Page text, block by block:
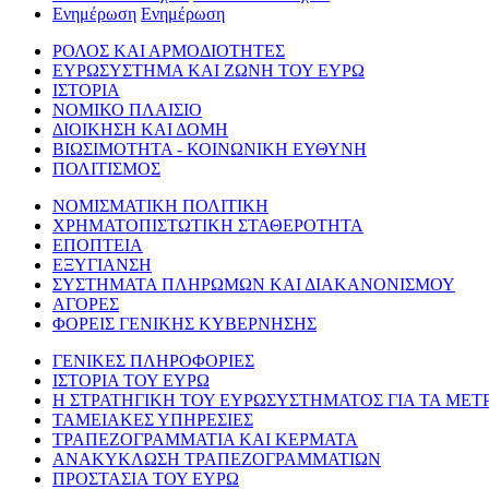
Ενημέρωση Ενημέρωση
ΡΟΛΟΣ ΚΑΙ ΑΡΜΟΔΙΟΤΗΤΕΣ
ΕΥΡΩΣΥΣΤΗΜΑ ΚΑΙ ΖΩΝΗ ΤΟΥ ΕΥΡΩ
ΙΣΤΟΡΙΑ
ΝΟΜΙΚΟ ΠΛΑΙΣΙΟ
ΔΙΟΙΚΗΣΗ ΚΑΙ ΔΟΜΗ
ΒΙΩΣΙΜΟΤΗΤΑ - ΚΟΙΝΩΝΙΚΗ ΕΥΘΥΝΗ
ΠΟΛΙΤΙΣΜΟΣ
ΝΟΜΙΣΜΑΤΙΚΗ ΠΟΛΙΤΙΚΗ
ΧΡΗΜΑΤΟΠΙΣΤΩΤΙΚΗ ΣΤΑΘΕΡΟΤΗΤΑ
ΕΠΟΠΤΕΙΑ
ΕΞΥΓΙΑΝΣΗ
ΣΥΣΤΗΜΑΤΑ ΠΛΗΡΩΜΩΝ ΚΑΙ ΔΙΑΚΑΝΟΝΙΣΜΟΥ
ΑΓΟΡΕΣ
ΦΟΡΕΙΣ ΓΕΝΙΚΗΣ ΚΥΒΕΡΝΗΣΗΣ
ΓΕΝΙΚΕΣ ΠΛΗΡΟΦΟΡΙΕΣ
ΙΣΤΟΡΙΑ ΤΟΥ ΕΥΡΩ
Η ΣΤΡΑΤΗΓΙΚΗ ΤΟΥ ΕΥΡΩΣΥΣΤΗΜΑΤΟΣ ΓΙΑ ΤΑ
ΤΑΜΕΙΑΚΕΣ ΥΠΗΡΕΣΙΕΣ
ΤΡΑΠΕΖΟΓΡΑΜΜΑΤΙΑ ΚΑΙ ΚΕΡΜΑΤΑ
ΑΝΑΚΥΚΛΩΣΗ ΤΡΑΠΕΖΟΓΡΑΜΜΑΤΙΩΝ
ΠΡΟΣΤΑΣΙΑ ΤΟΥ ΕΥΡΩ